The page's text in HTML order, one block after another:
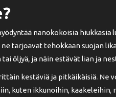
nanokokoisia
tarjoavat tehokkaan suojan
öljyä, ja näin estävät lian ja
kestäviä ja pitkäikäisiä. Ne
kuten ikkunoihin,